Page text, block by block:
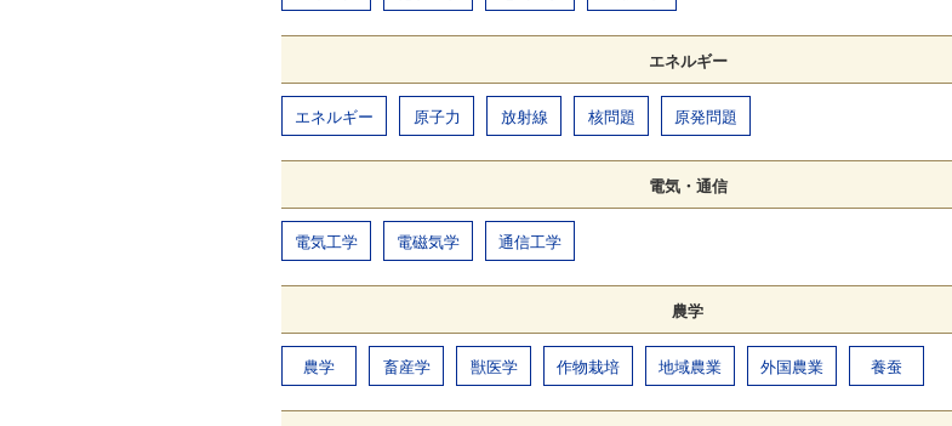
エネルギー
エネルギー 原子力 放射線 核問題 原発問題
電気・通信
電気工学 電磁気学 通信工学
農学
農学 畜産学 獣医学 作物栽培 地域農業 外国農業 養蚕